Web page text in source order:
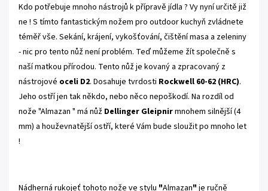
Kdo potřebuje mnoho nástrojů k přípravě jídla ? Vy nyní určitě již
ne ! S tímto fantastickým nožem pro outdoor kuchyň zvládnete
téměř vše. Sekání, krájení, vykošťování, čištění masa a zeleniny
- nic pro tento nůž není problém. Teď můžeme žít společně s
naší matkou přírodou. Tento nůž je kovaný a zpracovaný z
nástrojové oceli D2. Dosahuje tvrdosti Rockwell 60-62 (HRC).
Jeho ostří jen tak někdo, nebo něco nepoškodí. Na rozdíl od
nože "Almazan " má nůž Dellinger Gleipnirmnohem silnější (4
mm) a houževnatější ostří, které Vám bude sloužit po mnoho let
!
Nádherná rukojeť tohoto nože ve stylu "Almazan"je ručně